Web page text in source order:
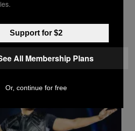
Support for $2
All Membership Plans
Or, continue for free